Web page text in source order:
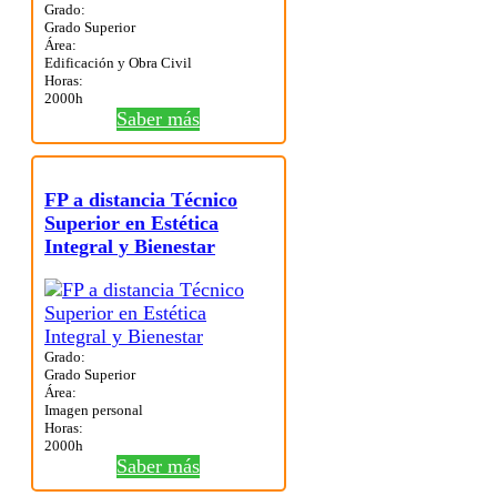
Grado:
Grado Superior
Área:
Edificación y Obra Civil
Horas:
2000h
Saber más
FP a distancia Técnico
Superior en Estética
Integral y Bienestar
Grado:
Grado Superior
Área:
Imagen personal
Horas:
2000h
Saber más